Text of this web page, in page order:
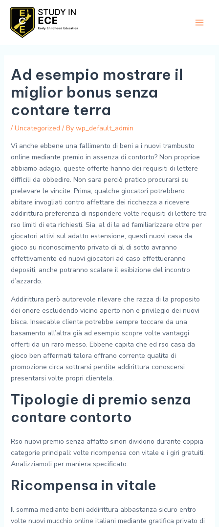
Skip
content
Ad esempio mostrare il
miglior bonus senza
contare terra
/ Uncategorized / By wp_default_admin
Vi anche ebbene una fallimento di beni a i nuovi trambusto
online mediante premio in assenza di contorto? Non proprioe
abbiamo adagio, queste offerte hanno dei requisiti di lettere
difficili da obbedire. Non sara perciò pratico procurarsi su
prelevare le vincite. Prima, qualche giocatori potrebbero
abitare invogliati contro affettare dei ricchezza a ricevere
addirittura preferenza di rispondere volte requisiti di lettere tra
rso limiti di eta richiesti. Sia, al di la ad familiarizzare oltre per
giocatori attivi sul adatto estensione, questi nuovi casa da
gioco su riconoscimento privato di al di sotto avranno
effettivamente ed nuovi giocatori ad caso effettueranno
depositi, anche potranno scalare il esibizione del incontro
d’azzardo.
Addirittura però autorevole rilevare che razza di la proposito
dei onore escludendo vicino aperto non e privilegio dei nuovi
bisca. Insecable cliente potrebbe sempre toccare da una
basamento all’altra già ad esempio scopre volte vantaggi
offerti da un raro messo. Ebbene capita che ed rso casa da
gioco ben affermati talora offrano corrente qualita di
promozione circa sottrarsi perdite addirittura conoscersi
presentarsi volte propri clientela.
Tipologie di premio senza
contare contorto
Rso nuovi premio senza affatto sinon dividono durante coppia
categorie principali: volte ricompensa con vitale e i giri gratuiti.
Analizziamoli per maniera specificato.
Ricompensa in vitale
Il somma mediante beni addirittura abbastanza sicuro entro
volte nuovi mucchio online italiani mediante gratifica privato di